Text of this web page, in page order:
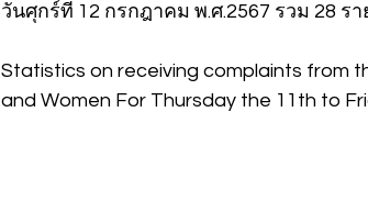
วันศุกร์ที่ 12 กรกฎาคม พ.ศ.2567 รวม 28 รา
Statistics on receiving complaints from
and Women For Thursday the 11th to